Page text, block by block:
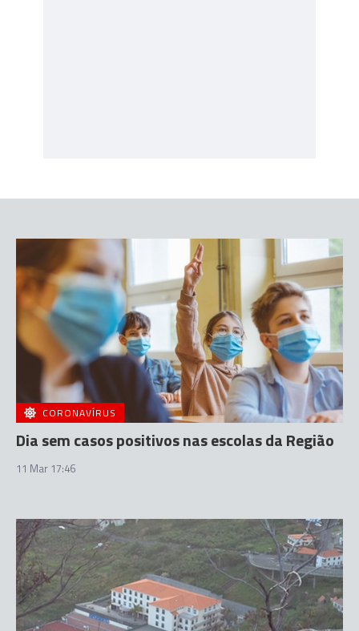
CORONAVÍRUS
Dia sem casos positivos nas escolas da Região
11 Mar 17:46